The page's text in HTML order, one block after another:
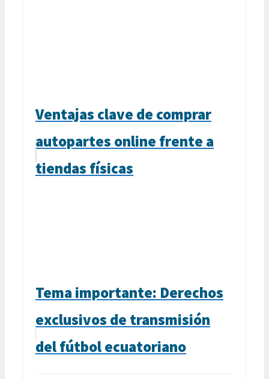
Ventajas clave de comprar
autopartes online frente a
tiendas físicas
Tema importante: Derechos
exclusivos de transmisión
del fútbol ecuatoriano